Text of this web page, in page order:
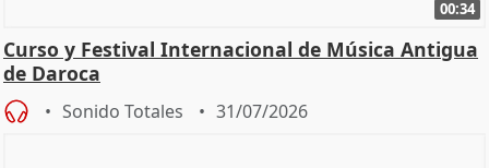
00:34
Curso y Festival Internacional de Música Antigua
de Daroca
Sonido Totales 31/07/2026